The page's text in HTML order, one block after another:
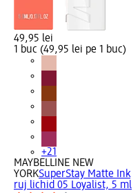
49,95 lei
1 buc (49,95 lei pe 1 buc)
+21
MAYBELLINE NEW
YORKSuperStay Matte Ink
ruj lichid 05 Loyalist, 5 ml